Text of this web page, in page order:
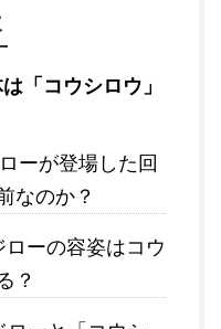
「コウシロウ」
ーが登場した回
なのか？
ーの容姿はコウ
？